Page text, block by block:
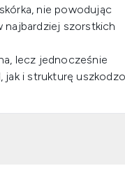
nie powodując
najbardziej szorstkich
lecz jednocześnie
jak i strukturę